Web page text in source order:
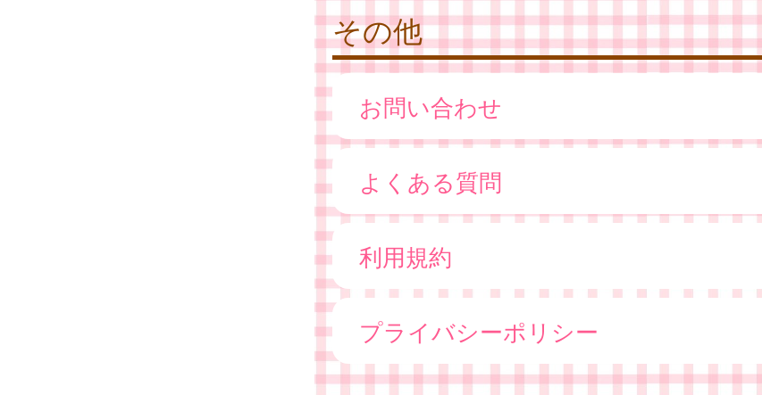
その他
お問い合わせ
よくある質問
利用規約
プライバシーポリシー